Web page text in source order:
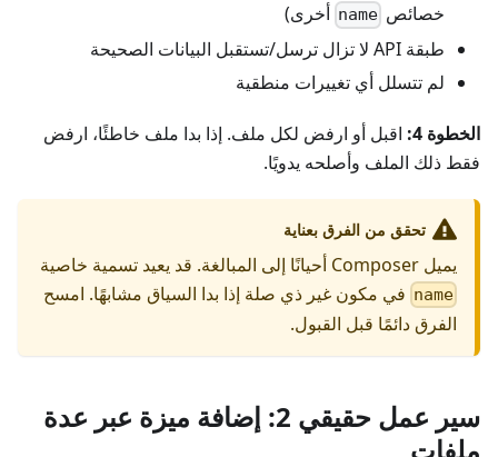
خصائص name أخرى)
طبقة API لا تزال ترسل/تستقبل البيانات الصحيحة
لم تتسلل أي تغييرات منطقية
الخطوة 4:
اقبل أو ارفض لكل ملف. إذا بدا ملف خاطئًا، ارفض
فقط ذلك الملف وأصلحه يدويًا.
تحقق من الفرق بعناية
يميل Composer أحيانًا إلى المبالغة. قد يعيد تسمية خاصية
name في مكون غير ذي صلة إذا بدا السياق مشابهًا. امسح
الفرق دائمًا قبل القبول.
سير عمل حقيقي 2: إضافة ميزة عبر عدة